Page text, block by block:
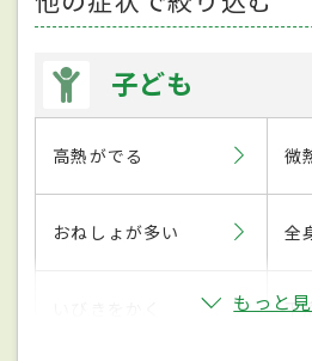
子ども
高熱がでる 微
おねしょが多い 全
下
もっと